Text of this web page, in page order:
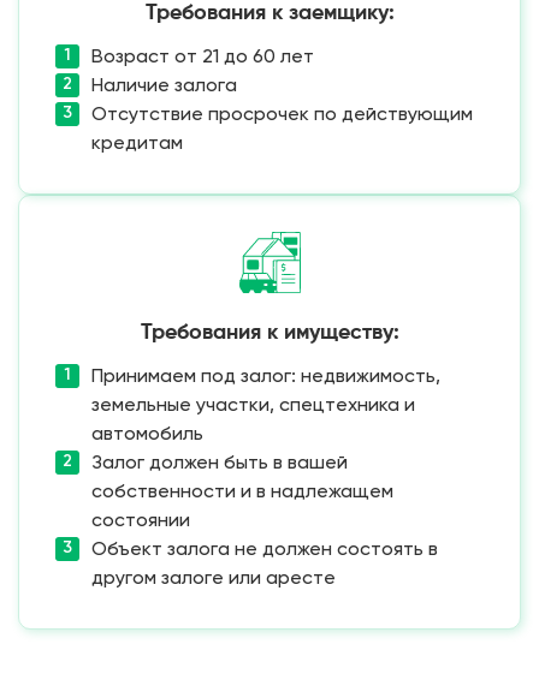
Требования к заемщику:
Возраст от 21 до 60 лет
Наличие залога
Отсутствие просрочек по действующим
кредитам
Требования к имуществу:
Принимаем под залог: недвижимость,
земельные участки, спецтехника и
автомобиль
Залог должен быть в вашей
собственности и в надлежащем
состоянии
Объект залога не должен состоять в
другом залоге или аресте